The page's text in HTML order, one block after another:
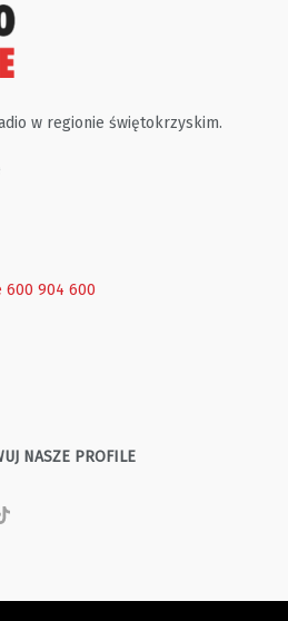
w regionie świętokrzyskim.
600 904 600
NASZE PROFILE